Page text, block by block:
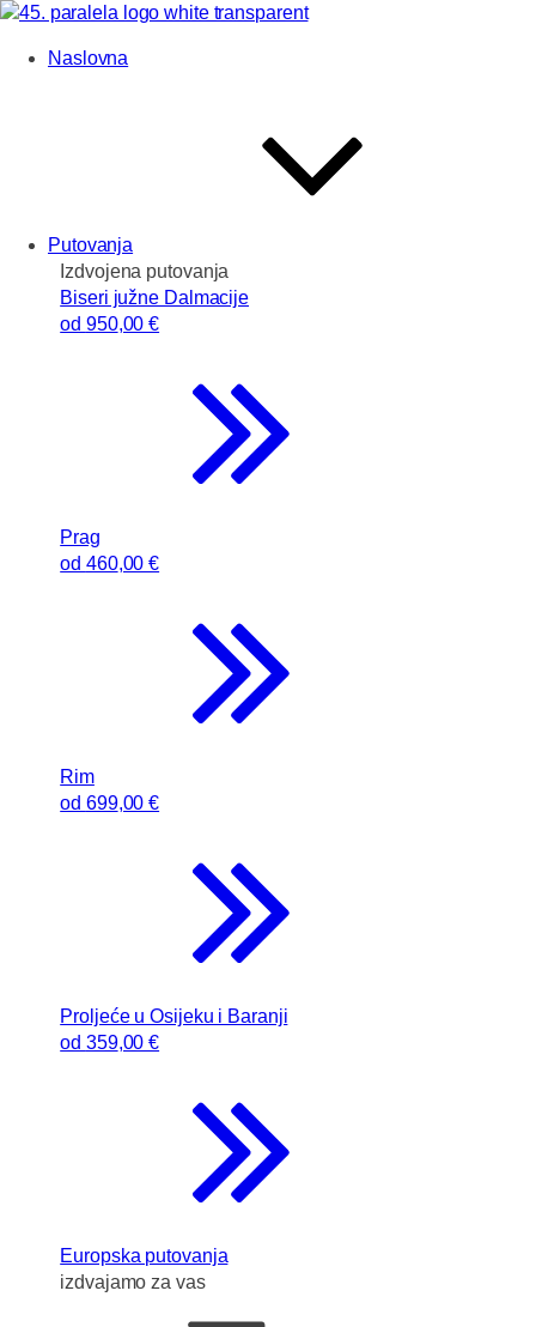
Naslovna
Putovanja
Izdvojena putovanja
Biseri južne Dalmacije
od 950,00 €
Prag
od 460,00 €
Rim
od 699,00 €
Proljeće u Osijeku i Baranji
od 359,00 €
Europska putovanja
izdvajamo za vas